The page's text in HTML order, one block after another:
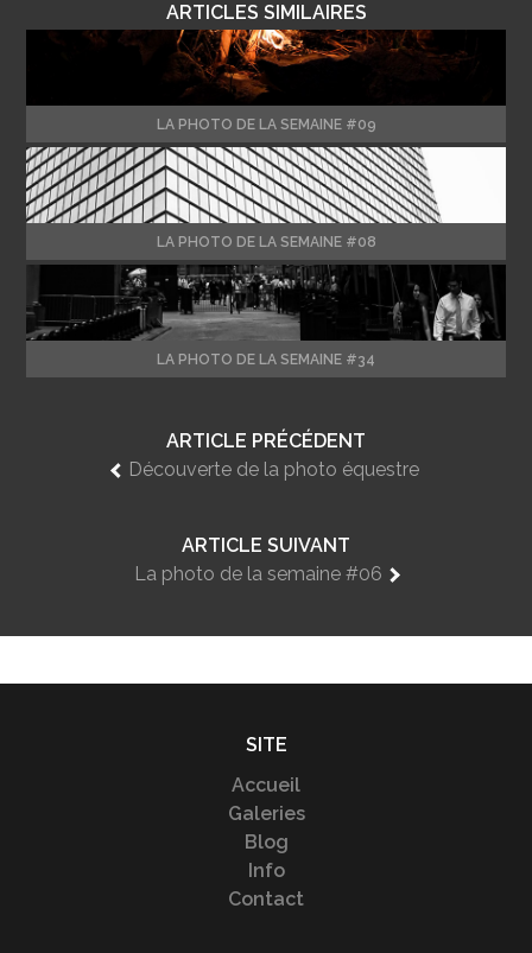
ARTICLES SIMILAIRES
LA PHOTO DE LA SEMAINE #09
LA PHOTO DE LA SEMAINE #08
LA PHOTO DE LA SEMAINE #34
ARTICLE PRÉCÉDENT
Découverte de la photo équestre
ARTICLE SUIVANT
La photo de la semaine #06
SITE
Accueil
Galeries
Blog
Info
Contact